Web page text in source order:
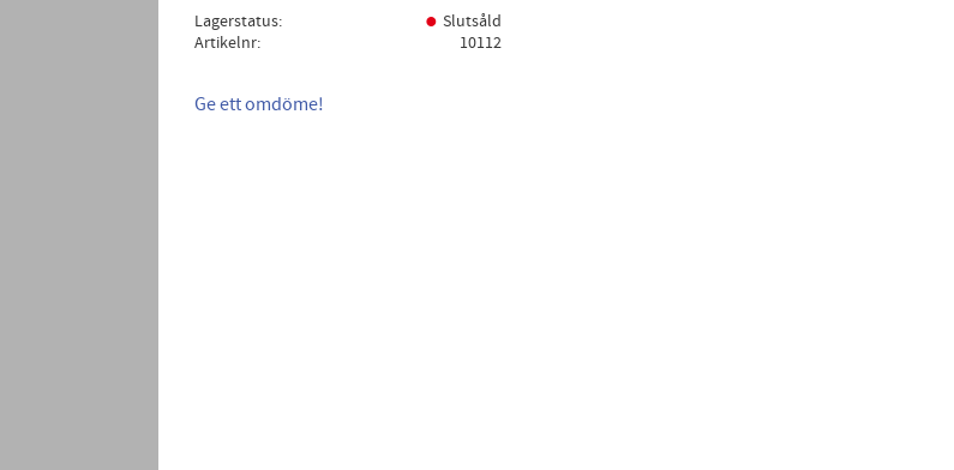
Lagerstatus
Slutsåld
Artikelnr
10112
Ge ett omdöme!